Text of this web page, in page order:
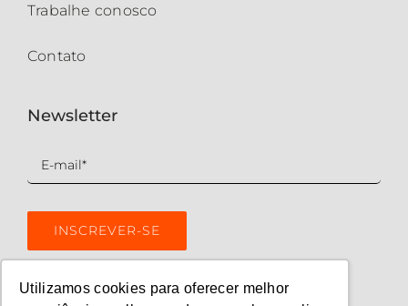
Utilizamos cookies para oferecer melhor
Trabalhe conosco
Contato
Newsletter